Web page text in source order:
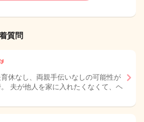
質問
休なし、両親手伝いなしの可能性が
夫が他人を家に入れたくなくて、ヘ